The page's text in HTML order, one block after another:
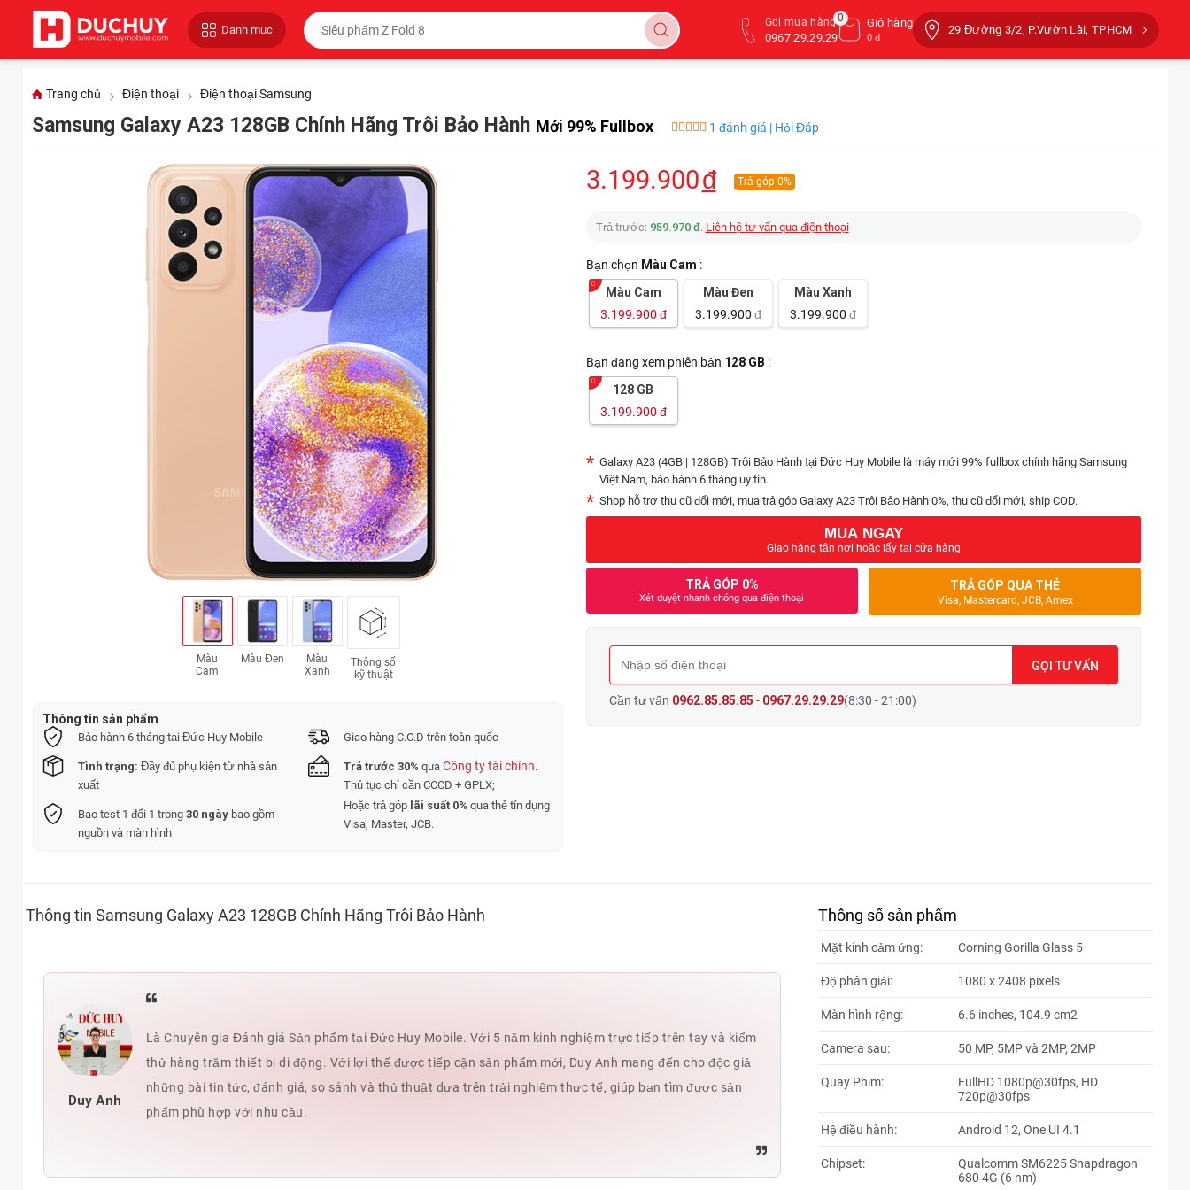
Danh mục
Gọi mua hàng
0967.29.29.29
Giỏ hàng
0 đ
0
29 Đường 3/2, P.Vườn Lài, TPHCM
Trang chủ Điện thoại Điện thoại Samsung
Samsung Galaxy A23 128GB Chính Hãng Trôi Bảo Hành Mới 99% Fullbox 1 đánh giá | Hỏi Đáp
Màu
Cam
Màu Đen
Màu
Xanh
Thông số
kỹ thuật
Thông tin sản phẩm
Bảo hành 6 tháng tại Đức Huy Mobile Giao hàng C.O.D trên toàn quốc
Tình trạng: Đầy đủ phụ kiện từ nhà sản
xuất
Trả trước 30% qua Công ty tài chính.
Thủ tục chỉ cần CCCD + GPLX;
Bao test 1 đổi 1 trong 30 ngàybao gồm
nguồn và màn hình
Hoặc trả góp lãi suất 0% qua thẻ tín dụng
Visa, Master, JCB.
3.199.900đ Trả góp 0%
Trả trước: 959.970 đ. Liên hệ tư vấn qua điện thoại
Bạn chọn Màu Cam :
Màu Cam
3.199.900 đ
Màu Đen
3.199.900 đ
Màu Xanh
3.199.900 đ
Bạn đang xem phiên bản 128 GB :
128 GB
3.199.900 đ
Galaxy A23 (4GB | 128GB) Trôi Bảo Hành tại Đức Huy Mobile là máy mới 99% fullbox chính hãng Samsung
Việt Nam, bảo hành 6 tháng uy tín.
Shop hỗ trợ thu cũ đổi mới, mua trả góp Galaxy A23 Trôi Bảo Hành 0%, thu cũ đổi mới, ship COD.
MUA NGAY
Giao hàng tận nơi hoặc lấy tại cửa hàng
TRẢ GÓP 0%
Xét duyệt nhanh chóng qua điện thoại
TRẢ GÓP QUA THẺ
Visa, Mastercard, JCB, Amex
GỌI TƯ VẤN
Cần tư vấn 0962.85.85.85 - 0967.29.29.29(8:30 - 21:00)
Thông tin Samsung Galaxy A23 128GB Chính Hãng Trôi Bảo Hành
Duy Anh
Là Chuyên gia Đánh giá Sản phẩm tại Đức Huy Mobile. Với 5 năm kinh nghiệm trực tiếp trên tay và kiểm
thử hàng trăm thiết bị di động. Với lợi thế được tiếp cận sản phẩm mới, Duy Anh mang đến cho độc giả
những bài tin tức, đánh giá, so sánh và thủ thuật dựa trên trải nghiệm thực tế, giúp bạn tìm được sản
phẩm phù hợp với nhu cầu.
Thông số sản phẩm
Mặt kính cảm ứng: Corning Gorilla Glass 5
Độ phân giải: 1080 x 2408 pixels
Màn hình rộng: 6.6 inches, 104.9 cm2
Camera sau: 50 MP, 5MP và 2MP, 2MP
Quay Phim:
FullHD 1080p@30fps, HD
720p@30fps
Hệ điều hành: Android 12, One UI 4.1
Chipset:
Qualcomm SM6225 Snapdragon
680 4G (6 nm)